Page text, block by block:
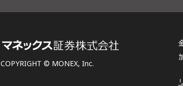
COPYRIGHT © MONEX, Inc.